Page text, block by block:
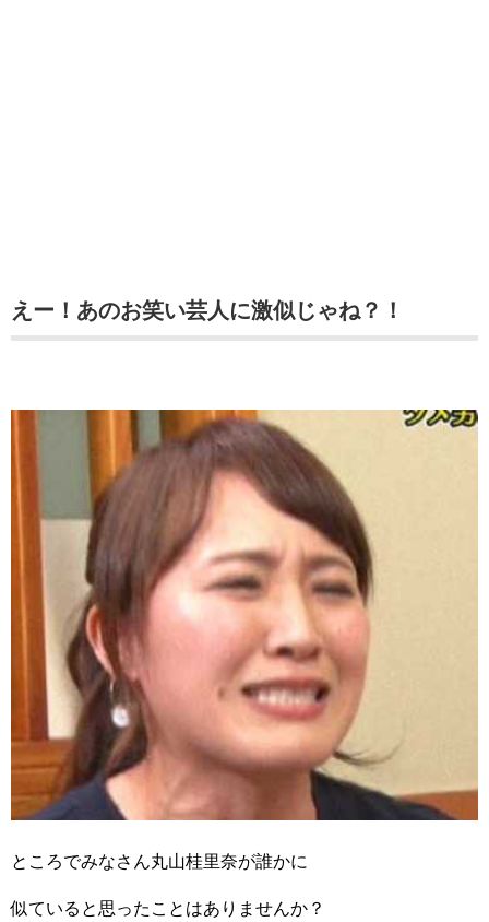
えー！あのお笑い芸人に激似じゃね？！
ところでみなさん丸山桂里奈が誰かに
似ていると思ったことはありませんか？